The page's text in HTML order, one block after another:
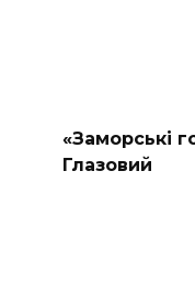
«Заморські
Глазовий